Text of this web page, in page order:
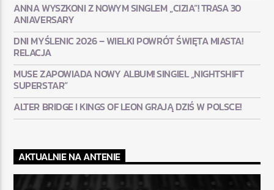
ANNA WYSZKONI Z NOWYM SINGLEM „CIZIA”! TRASA 30
ANIAVERSARY
DNI MYŚLENIC 2026 – WIELKI POWRÓT ŚWIĘTA MIASTA!
RELACJA
MUSE ZAPOWIADA NOWY ALBUM! SINGIEL „NIGHTSHIFT
SUPERSTAR”
ALTER BRIDGE I KINGS OF LEON GRAJĄ DZIŚ W POLSCE!
AKTUALNIE NA ANTENIE